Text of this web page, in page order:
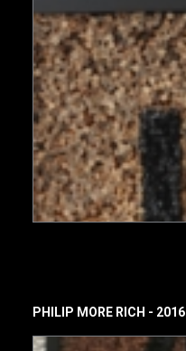
PHILIP MORE RICH - 2016